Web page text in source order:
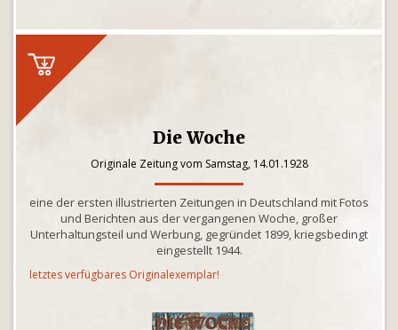
Die Woche
Originale Zeitung vom Samstag, 14.01.1928
eine der ersten illustrierten Zeitungen in Deutschland mit Fotos
und Berichten aus der vergangenen Woche, großer
Unterhaltungsteil und Werbung, gegründet 1899, kriegsbedingt
eingestellt 1944.
letztes verfügbares Originalexemplar!